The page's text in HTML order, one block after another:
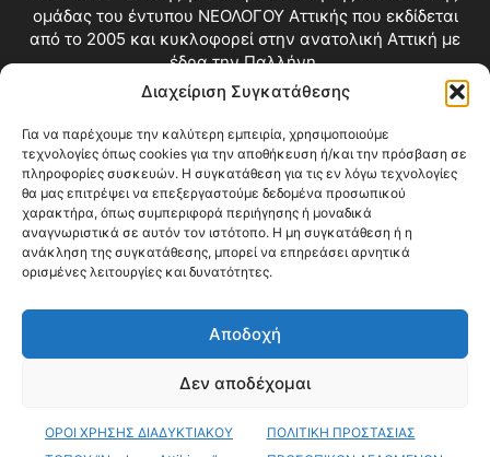
Διαχείριση Συγκατάθεσης
Για να παρέχουμε την καλύτερη εμπειρία, χρησιμοποιούμε
τεχνολογίες όπως cookies για την αποθήκευση ή/και την πρόσβαση σε
πληροφορίες συσκευών. Η συγκατάθεση για τις εν λόγω τεχνολογίες
θα μας επιτρέψει να επεξεργαστούμε δεδομένα προσωπικού
χαρακτήρα, όπως συμπεριφορά περιήγησης ή μοναδικά
αναγνωριστικά σε αυτόν τον ιστότοπο. Η μη συγκατάθεση ή η
ανάκληση της συγκατάθεσης, μπορεί να επηρεάσει αρνητικά
ορισμένες λειτουργίες και δυνατότητες.
Αποδοχή
Δεν αποδέχομαι
ΟΡΟΙ ΧΡΗΣΗΣ ΔΙΑΔΥΚΤΙΑΚΟΥ
ΠΟΛΙΤΙΚΗ ΠΡΟΣΤΑΣΙΑΣ
ομάδας του έντυπου ΝΕΟΛΟΓΟΥ Αττικής που εκδίδεται
από το 2005 και κυκλοφορεί στην ανατολική Αττική με
έδρα την Παλλήνη.
Επικοινωνία:info@neologosattikis.gr
ΑΚΟΛΟΥΘΗΣΕ ΜΑΣ
Videos Όροι Χρήσης
© Copyright 2026 ΝΕΟΛΟΓΟΣ ΑΤΤΙΚΗΣ • All Rights Reserved •